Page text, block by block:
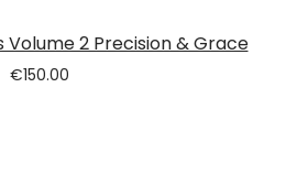
2 Precision & Grace
€150.00